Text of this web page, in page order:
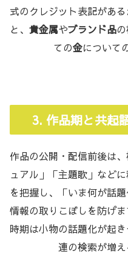
式のクレジット表記があ
と、 貴金属やブランド品
ての金について
3. 作品期と共起
作品の公開・配信前後は
ュアル」「主題歌」など
を把握し、「いま何が話
情報の取りこぼしを防げ
時期は小物の話題化が起
連の検索が増え